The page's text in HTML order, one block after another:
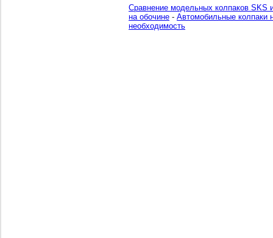
Сравнение модельных колпаков SKS
на обочине - Автомобильные колпаки
необходимость